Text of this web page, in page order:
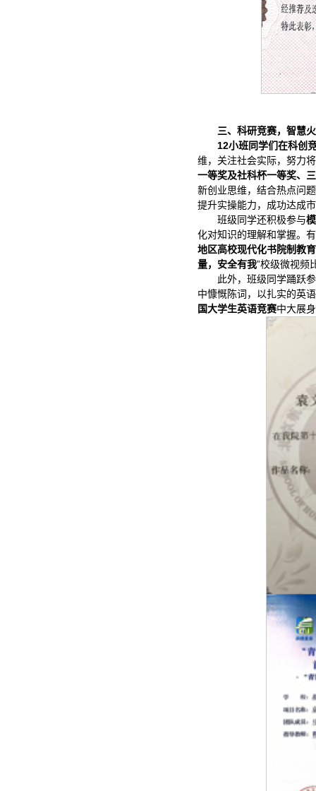
三、科研竞赛，智慧
12小班同学们在科创
维，关注社会实际，努力
一等奖及社科杯一等奖、
新创业思维，结合热点问
提升实操能力，成功达成
班级同学还积极参与
化对知识的理解和掌握。
地区高校现代化书院制教
量，安全有我”校级微视频
此外，班级同学踊跃
中慷慨陈词，以扎实的英
国大学生英语竞赛中大展